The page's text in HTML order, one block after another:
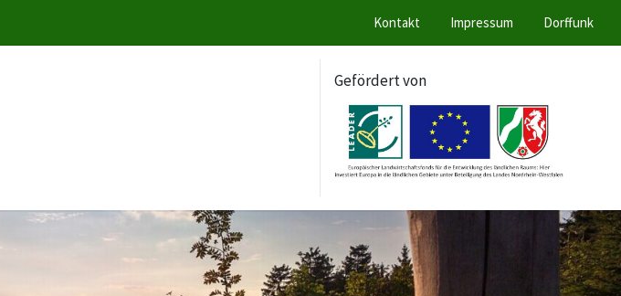
Kontakt Impressum Dorffunk
Gefördert von